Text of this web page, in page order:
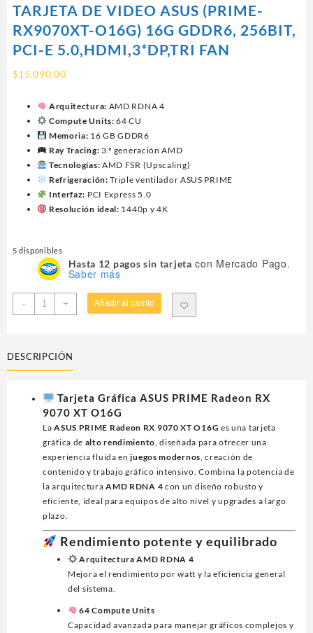
TARJETA DE VIDEO ASUS (PRIME-
RX9070XT-O16G) 16G GDDR6, 256BIT,
PCI-E 5.0,HDMI,3*DP,TRI FAN
$15,090.00
Arquitectura: AMD RDNA 4
Compute Units: 64 CU
Memoria: 16 GB GDDR6
Ray Tracing: 3.ª generación AMD
Tecnologías: AMD FSR (Upscaling)
Refrigeración: Triple ventilador ASUS PRIME
Interfaz: PCI Express 5.0
Resolución ideal: 1440p y 4K
5 disponibles
Hasta 12 pagos sin tarjeta con Mercado Pago.
Saber más
-
TARJETA
DE
(PRIME-
RX9070XT-
16G
GDDR6,
256BIT,
PCI-
5.0,HDMI,3*DP,TRI
FAN
cantidad
+ Añadir al carrito
DESCRIPCIÓN
Tarjeta GráficaASUS PRIME Radeon RX
9070 XT O16G
LaASUS PRIME Radeon RX 9070 XT O16G es una tarjeta
gráfica de alto rendimiento, diseñada para ofrecer una
experiencia fluida enjuegos modernos, creación de
contenido y trabajo gráfico intensivo. Combina la potencia de
la arquitecturaAMD RDNA 4 con un diseño robusto y
eficiente, ideal para equipos de alto nivel y upgrades a largo
plazo.
Rendimiento potente y equilibrado
Arquitectura AMD RDNA 4
Mejora el rendimiento por watt y la eficiencia general
del sistema.
64 Compute Units
Capacidad avanzada para manejar gráficos complejos y